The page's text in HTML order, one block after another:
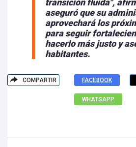
transición fluida",
aseguró que su
aprovechará los
para seguir
hacerlo más justo y
habitantes.
COMPARTIR FACEBOOK
WHATSAPP